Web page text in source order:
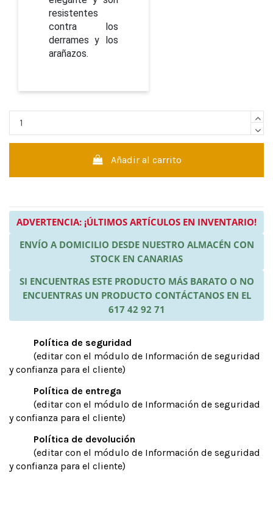
resistentes
contra los
derrames y los
arañazos.
Añadir al carrito
ADVERTENCIA: ¡ÚLTIMOS ARTÍCULOS EN INVENTARIO!
ENVÍO A DOMICILIO DESDE NUESTRO ALMACÉN CON
STOCK EN CANARIAS
SI ENCUENTRAS ESTE PRODUCTO MÁS BARATO O NO
ENCUENTRAS UN PRODUCTO CONTÁCTANOS EN EL
617 42 92 71
Política de seguridad
(editar con el módulo de Información de seguridad
y confianza para el cliente)
Política de entrega
(editar con el módulo de Información de seguridad
y confianza para el cliente)
Política de devolución
(editar con el módulo de Información de seguridad
y confianza para el cliente)